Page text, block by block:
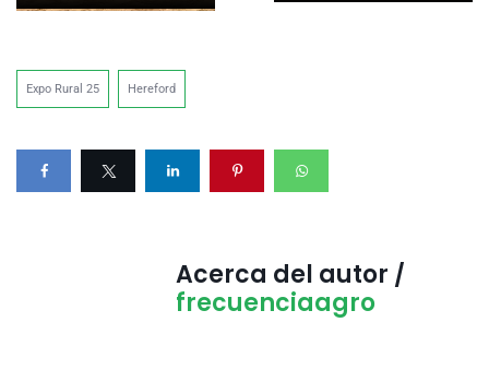
Expo Rural 25 Hereford
Acerca del autor /
frecuenciaagro